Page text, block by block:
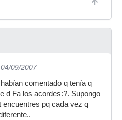
09/2007
comentado q tenía q
d Fa los acordes:?. Supongo
encuentres pq cada vez q